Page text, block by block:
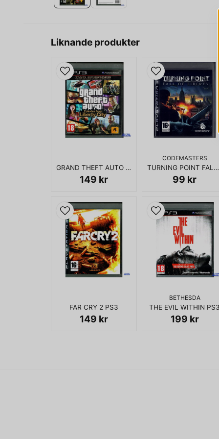
Liknande produkter
GRAND THEFT AUTO EPISODES FROM LIBERTY CITY PS3
149 kr
CODEMASTERS
TURNING POINT FALL OF LIBERTY PS3
99 kr
FAR CRY 2 PS3
149 kr
BETHESDA
THE EVIL WITHIN PS3
199 kr